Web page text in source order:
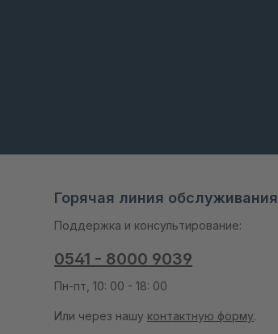
Горячая линия обслуживания
Поддержка и консультирование:
0541 - 8000 9039
Пн-пт, 10: 00 - 18: 00
Или через нашу контактную форму.